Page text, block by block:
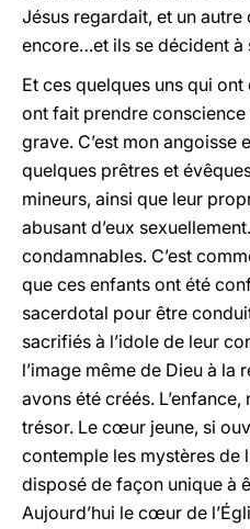
Jésus regardait, et un autre
encore…et ils se décident à
Et ces quelques uns qui
ont fait prendre
grave. C’est mon angoisse
quelques prêtres et
mineurs, ainsi que leur
abusant d’eux
condamnables. C’est
que ces enfants ont été
sacerdotal pour être
sacrifiés à l’idole de leur
l’image même de Dieu à la
avons été créés.
trésor. Le cœur jeune, si
contemple les mystères de
disposé de façon unique à
Aujourd’hui le cœur de